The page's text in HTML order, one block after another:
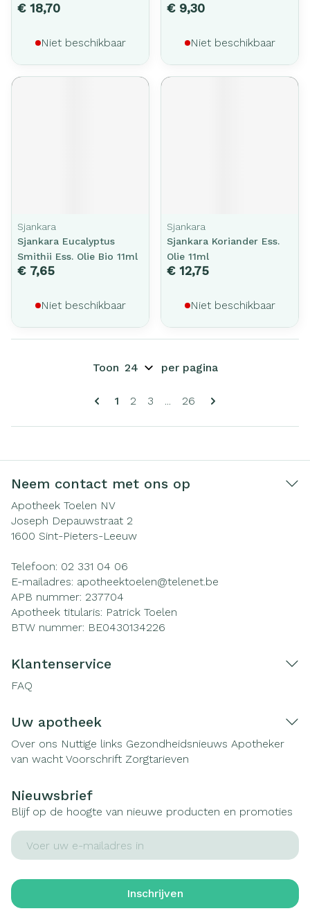
€ 18,70
Niet beschikbaar
€ 9,30
Niet beschikbaar
Sjankara
Sjankara Eucalyptus
Smithii Ess. Olie Bio 11ml
€ 7,65
Niet beschikbaar
Sjankara
Sjankara Koriander Ess.
Olie 11ml
€ 12,75
Niet beschikbaar
Pagina's
U lees momenteel pagina
1 Pagina
2 Pagina
3 ... Pagina
26
Toon per pagina
Neem contact met ons op
Apotheek Toelen NV
Joseph Depauwstraat 2
1600 Sint-Pieters-Leeuw
Telefoon: 02 331 04 06
E-mailadres: apotheektoelen@telenet.be
APB nummer: 237704
Apotheek titularis: Patrick Toelen
BTW nummer: BE0430134226
Klantenservice
FAQ
Uw apotheek
Over ons Nuttige links Gezondheidsnieuws Apotheker
van wacht Voorschrift Zorgtarieven
Nieuwsbrief
Blijf op de hoogte van nieuwe producten en promoties
E-mail adres
Inschrijven